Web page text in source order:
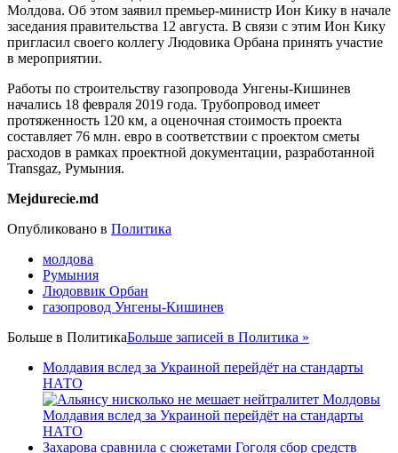
Молдова. Об этом заявил премьер-министр Ион Кику в начале
заседания правительства 12 августа. В связи с этим Ион Кику
пригласил своего коллегу Людовика Орбана принять участие
в мероприятии.
Работы по строительству газопровода Унгены-Кишинев
начались 18 февраля 2019 года. Трубопровод имеет
протяженность 120 км, а оценочная стоимость проекта
составляет 76 млн. евро в соответствии с проектом сметы
расходов в рамках проектной документации, разработанной
Transgaz, Румыния.
Mejdurecie.md
Опубликовано в Политика
молдова
Румыния
Людоввик Орбан
газопровод Унгены-Кишинев
Больше в ПолитикаБольше записей в Политика »
Молдавия вслед за Украиной перейдёт на стандарты
НАТО
Молдавия вслед за Украиной перейдёт на стандарты
НАТО
Захарова сравнила с сюжетами Гоголя сбор средств